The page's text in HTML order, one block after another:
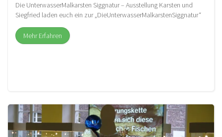
Die UnterwasserMalkarsten Siggnatur – Ausstellung Karsten und
Siegfried laden euch ein zur „DieUnterwasserMalkarstenSiggnatur“
[…]Mehr Erfahren